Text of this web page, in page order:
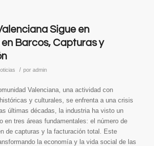
Sigue en
Barcos, Capturas y
/ por admin
Valenciana, una actividad con
y culturales, se enfrenta a una crisis
últimas décadas, la industria ha visto un
en tres áreas fundamentales: el número de
de capturas y la facturación total. Este
la economía y la vida social de las